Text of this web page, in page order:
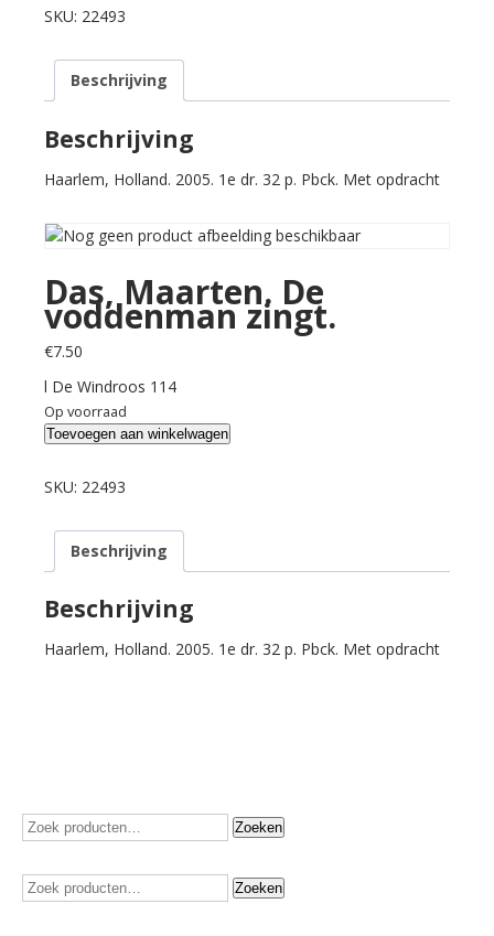
De
zingt.
aantal
SKU: 22493
Beschrijving
Beschrijving
Haarlem, Holland. 2005. 1e dr. 32 p. Pbck. Met opdracht
Das, Maarten. De
voddenman zingt.
€7.50
l De Windroos 114
Op voorraad
Das,
De
zingt.
aantal
Toevoegen aan winkelwagen
SKU: 22493
Beschrijving
Beschrijving
Haarlem, Holland. 2005. 1e dr. 32 p. Pbck. Met opdracht
Zoeken
Zoeken
Zoeken
Zoeken